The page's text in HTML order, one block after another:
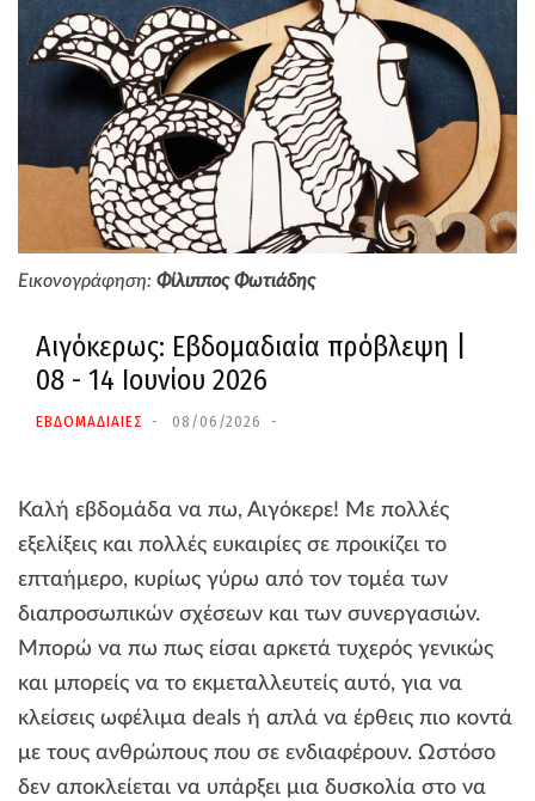
Εικονογράφηση: Φίλιππος Φωτιάδης
Αιγόκερως: Εβδομαδιαία πρόβλεψη |
08 - 14 Ιουνίου 2026
ΕΒΔΟΜΑΔΙΑΙΕΣ 08/06/2026
Καλή εβδομάδα να πω, Αιγόκερε! Με πολλές
εξελίξεις και πολλές ευκαιρίες σε προικίζει το
επταήμερο, κυρίως γύρω από τον τομέα των
διαπροσωπικών σχέσεων και των συνεργασιών.
Μπορώ να πω πως είσαι αρκετά τυχερός γενικώς
και μπορείς να το εκμεταλλευτείς αυτό, για να
κλείσεις ωφέλιμα deals ή απλά να έρθεις πιο κοντά
με τους ανθρώπους που σε ενδιαφέρουν. Ωστόσο
δεν αποκλείεται να υπάρξει μια δυσκολία στο να